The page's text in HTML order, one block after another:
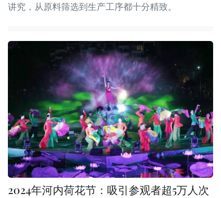
讲究，从原料筛选到生产工序都十分精致。
2024年河内荷花节：吸引参观者超5万人次